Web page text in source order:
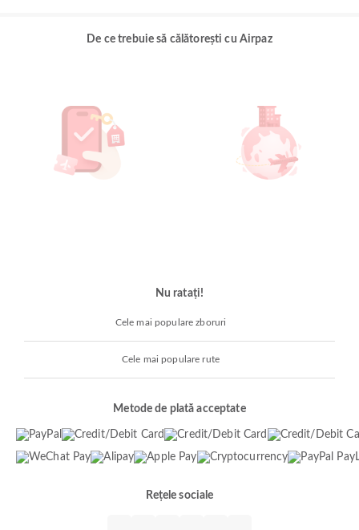
De ce trebuie să călătorești cu Airpaz
Nu ratați!
Cele mai populare zboruri
Cele mai populare rute
Metode de plată acceptate
Rețele sociale